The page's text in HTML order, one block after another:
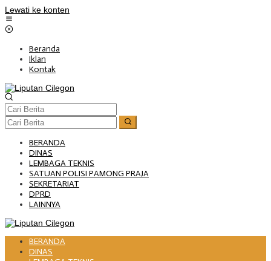
Lewati ke konten
Beranda
Iklan
Kontak
BERANDA
DINAS
LEMBAGA TEKNIS
SATUAN POLISI PAMONG PRAJA
SEKRETARIAT
DPRD
LAINNYA
BERANDA
DINAS